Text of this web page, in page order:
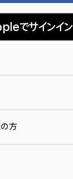
でサインイン
方